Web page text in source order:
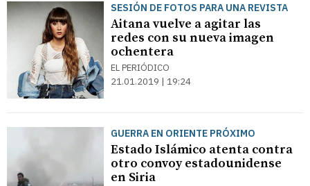
SESIÓN DE FOTOS PARA UNA REVISTA
Aitana vuelve a agitar las
redes con su nueva imagen
ochentera
EL PERIÓDICO
21.01.2019 | 19:24
GUERRA EN ORIENTE PRÓXIMO
Estado Islámico atenta contra
otro convoy estadounidense
en Siria